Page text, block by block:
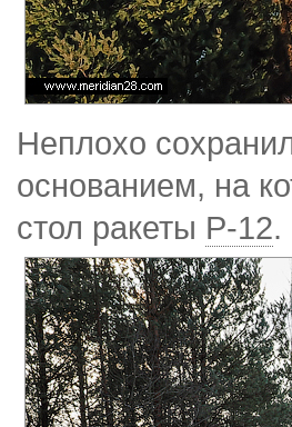
Неплохо
основанием, на
стол ракеты Р-12.